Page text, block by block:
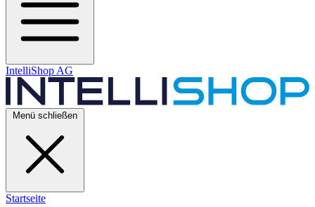
IntelliShop AG
Menü schließen
Startseite